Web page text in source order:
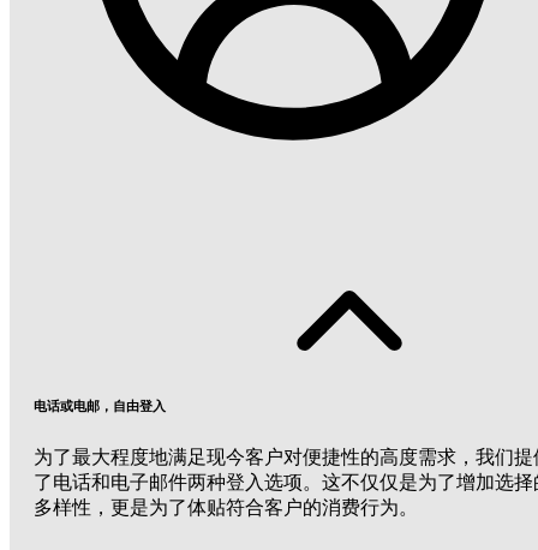
电话或电邮，自由登入
为了最大程度地满足现今客户对便捷性的高度需求，我们提
了电话和电子邮件两种登入选项。这不仅仅是为了增加选择
多样性，更是为了体贴符合客户的消费行为。